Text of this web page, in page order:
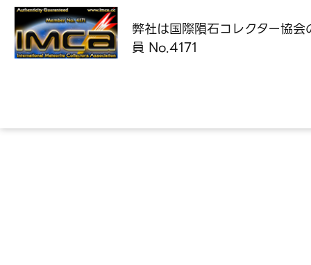
弊社は国際隕石コレクター協会
員 No.4171